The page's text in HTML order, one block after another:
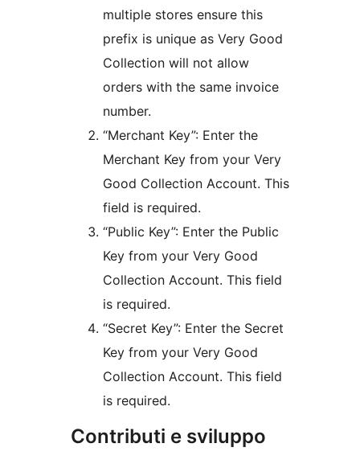
multiple stores ensure this
prefix is unique as Very Good
Collection will not allow
orders with the same invoice
number.
“Merchant Key”: Enter the
Merchant Key from your Very
Good Collection Account. This
field is required.
“Public Key”: Enter the Public
Key from your Very Good
Collection Account. This field
is required.
“Secret Key”: Enter the Secret
Key from your Very Good
Collection Account. This field
is required.
Contributi e sviluppo